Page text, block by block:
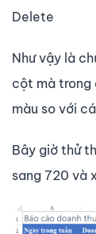
Delete
Như vậy là
cột mà trong
màu so với
Bây giờ thử
sang 720 và